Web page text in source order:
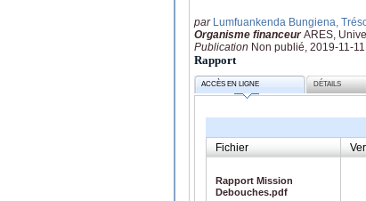
par Lumfuankenda Bungiena,
Organisme financeur ARES,
Publication Non publié, 2019-11-11
Rapport
ACCÈS EN LIGNE DÉTAILS
Fichier
Rapport Mission
Debouches.pdf